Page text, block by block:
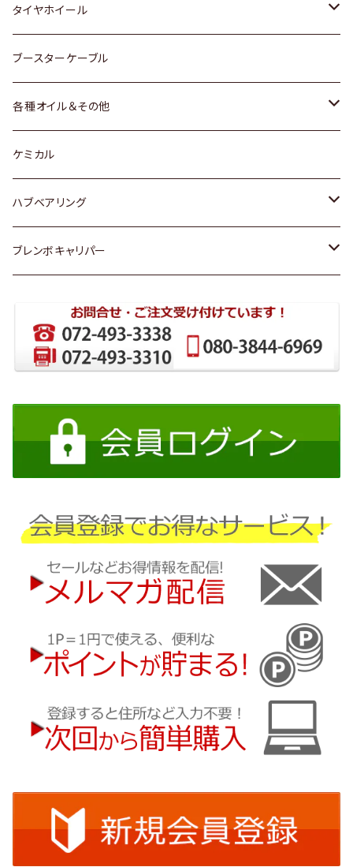
スバル
レクサス
三菱
スバル
ダイハツ
マツダ
三菱
スバル
ダイハツ
スバル
日産
ダイハツ
マツダ
日産
ダイハツ
マツダ
スバル
マツダ
タイヤホイール
トヨタ
ホンダ
スズキ
日産
ダイハツ
ブースターケーブル
各種オイル＆その他
ディーデル洗浄添加剤
ケミカル
ハブベアリング
トヨタ
スズキ
ダイハツ
三菱
ブレンボキャリパー
日産
スバル